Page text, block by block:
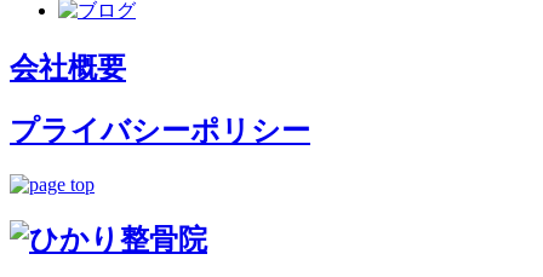
会社概要
プライバシーポリシー